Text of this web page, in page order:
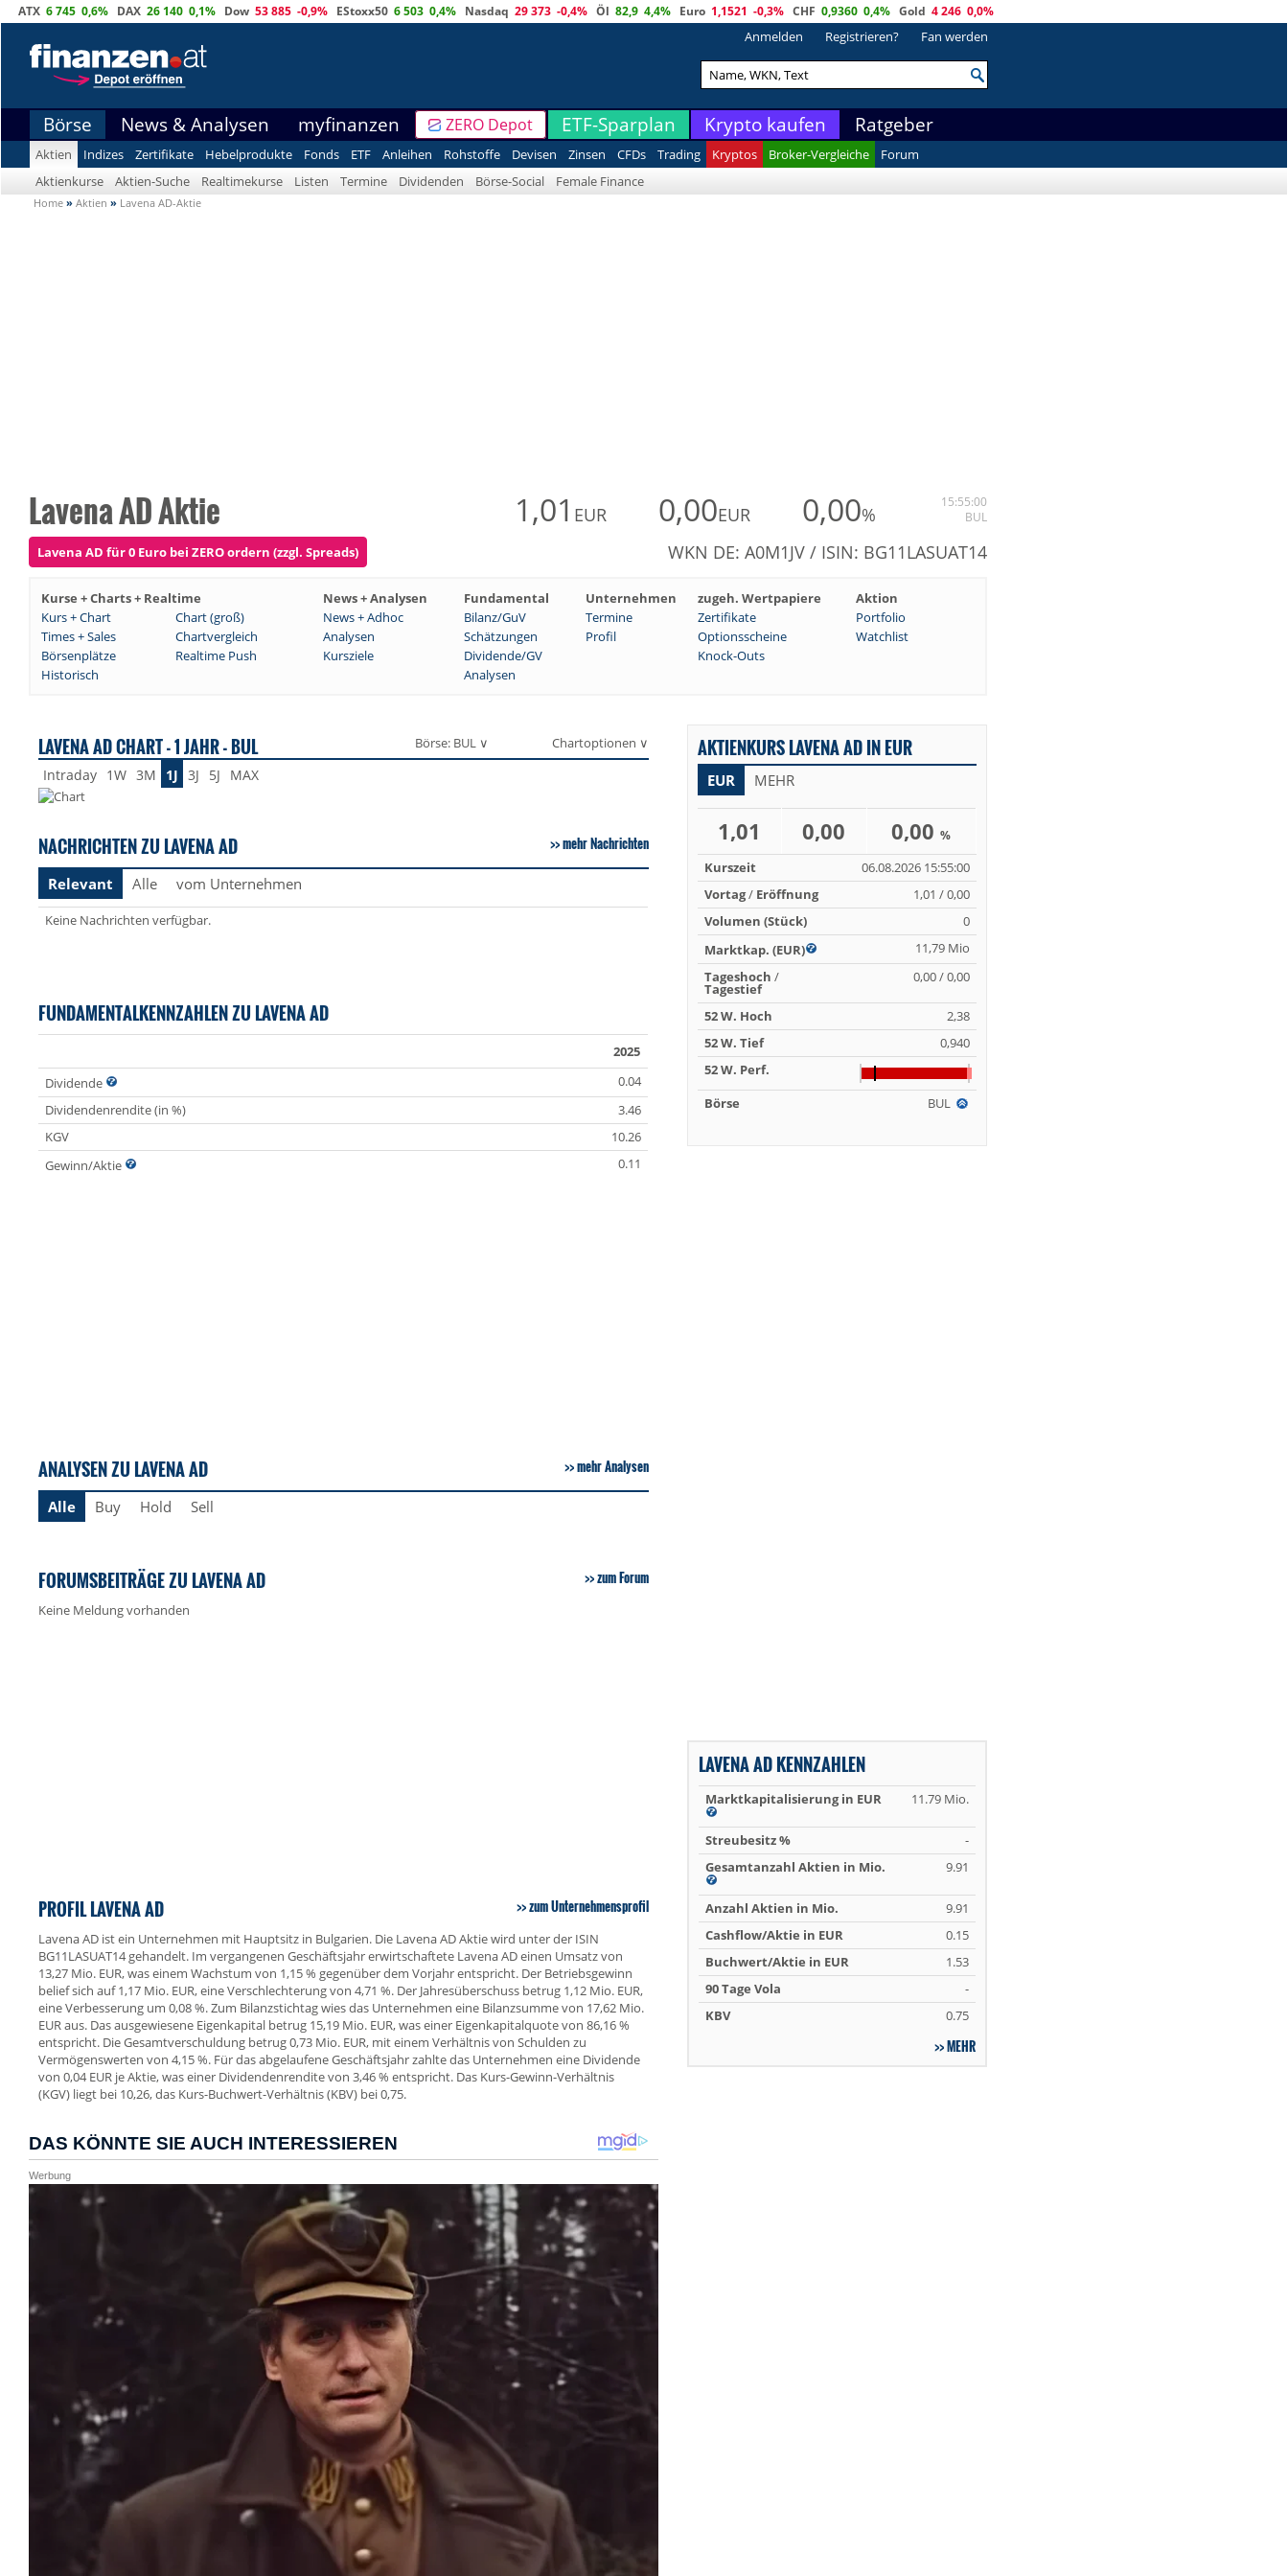
ATX 6 745 0,6% DAX 26 140 0,1% Dow 53 885 -0,9% EStoxx50 6 503 0,4% Nasdaq 29 373 -0,4% Öl 82,9 4,4% Euro 1,1521 -0,3% CHF 0,9360 0,4% Gold 4 246 0,0%
Anmelden Registrieren? Fan werden
Börse News & Analysen myfinanzen ZERO Depot ETF-Sparplan Krypto kaufen Ratgeber
Aktien Indizes Zertifikate Hebelprodukte Fonds ETF Anleihen Rohstoffe Devisen Zinsen CFDs Trading Kryptos Broker-Vergleiche
Forum
Aktienkurse
Aktien-Suche Realtimekurse Listen Termine Dividenden Börse-Social Female Finance
Home » Aktien » Lavena AD-Aktie
Lavena AD Aktie 1,01 EUR 0,00EUR 0,00%
15:55:00
BUL
Lavena AD für 0 Euro bei ZERO ordern (zzgl. Spreads) WKN DE: A0M1JV / ISIN: BG11LASUAT14
Kurse + Charts + Realtime News + Analysen Fundamental Unternehmen zugeh. Wertpapiere
Aktion
Kurs + Chart
Chart (groß) News + Adhoc Bilanz/GuV Termine Zertifikate
Portfolio
Times + Sales
Chartvergleich Analysen Schätzungen Profil Optionsscheine
Watchlist
Börsenplätze
Realtime Push Kursziele Dividende/GV
Knock-Outs
Historisch
Analysen
LAVENA AD CHART - 1 JAHR - BUL Börse: BUL ∨ Chartoptionen ∨
Intraday 1W 3M 1J 3J 5J MAX
NACHRICHTEN ZU LAVENA AD mehr Nachrichten
Relevant Alle vom Unternehmen
Keine Nachrichten verfügbar.
FUNDAMENTALKENNZAHLEN ZU LAVENA AD
2025
Dividende
0.04
Dividendenrendite (in %)
3.46
KGV
10.26
Gewinn/Aktie
0.11
ANALYSEN ZU LAVENA AD mehr Analysen
Alle Buy Hold Sell
FORUMSBEITRÄGE ZU LAVENA AD zum Forum
Keine Meldung vorhanden
PROFIL LAVENA AD zum Unternehmensprofil
Lavena AD ist ein Unternehmen mit Hauptsitz in Bulgarien. Die Lavena AD Aktie wird unter der ISIN
BG11LASUAT14 gehandelt. Im vergangenen Geschäftsjahr erwirtschaftete Lavena AD einen Umsatz von
13,27 Mio. EUR, was einem Wachstum von 1,15 % gegenüber dem Vorjahr entspricht. Der Betriebsgewinn
belief sich auf 1,17 Mio. EUR, eine Verschlechterung von 4,71 %. Der Jahresüberschuss betrug 1,12 Mio. EUR,
eine Verbesserung um 0,08 %. Zum Bilanzstichtag wies das Unternehmen eine Bilanzsumme von 17,62 Mio.
EUR aus. Das ausgewiesene Eigenkapital betrug 15,19 Mio. EUR, was einer Eigenkapitalquote von 86,16 %
entspricht. Die Gesamtverschuldung betrug 0,73 Mio. EUR, mit einem Verhältnis von Schulden zu
Vermögenswerten von 4,15 %. Für das abgelaufene Geschäftsjahr zahlte das Unternehmen eine Dividende
von 0,04 EUR je Aktie, was einer Dividendenrendite von 3,46 % entspricht. Das Kurs-Gewinn-Verhältnis
(KGV) liegt bei 10,26, das Kurs-Buchwert-Verhältnis (KBV) bei 0,75.
AKTIENKURS LAVENA AD IN EUR
EUR MEHR
1,01 0,00 0,00%
Kurszeit
06.08.2026 15:55:00
Vortag/ Eröffnung
1,01 / 0,00
Volumen (Stück)
0
Marktkap. (EUR)
11,79 Mio
Tageshoch /
Tagestief
0,00 / 0,00
52 W. Hoch
2,38
52 W. Tief
0,940
52 W. Perf.
Börse
BUL
LAVENA AD KENNZAHLEN
Marktkapitalisierung in EUR 11.79 Mio.
Streubesitz %
-
Gesamtanzahl Aktien in Mio.
9.91
Anzahl Aktien in Mio.
9.91
Cashflow/Aktie in EUR
0.15
Buchwert/Aktie in EUR
1.53
90 Tage Vola
-
KBV
0.75
MEHR